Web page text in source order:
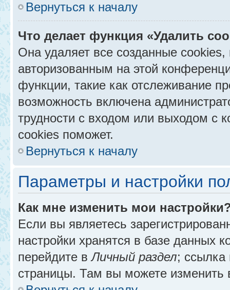
Вернуться к началу
Что делает функция «Удалить
Она удаляет все созданные
авторизованным на этой
функции, такие как отслеживание
возможность включена
трудности с входом или выходом с
cookies поможет.
Вернуться к началу
Параметры и настройки
Как мне изменить мои
Если вы являетесь
настройки хранятся в базе данных
перейдите вЛичный раздел; ссылка
страницы. Там вы можете изменить